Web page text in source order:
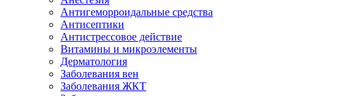
Антигеморроидальные средства
Антисептики
Антистрессовое действие
Витамины и микроэлементы
Дерматология
Заболевания вен
Заболевания ЖКТ